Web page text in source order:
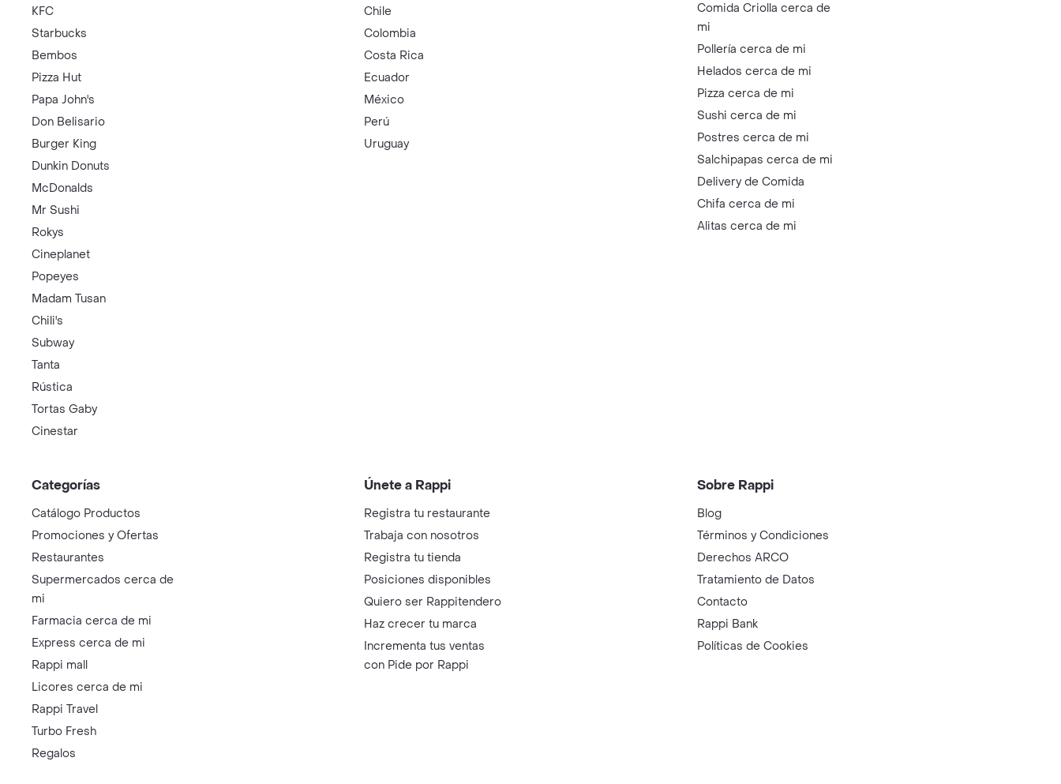
KFC
Starbucks
Bembos
Pizza Hut
Papa John's
Don Belisario
Burger King
Dunkin Donuts
McDonalds
Mr Sushi
Rokys
Cineplanet
Popeyes
Madam Tusan
Chili's
Subway
Tanta
Rústica
Tortas Gaby
Cinestar
Chile
Colombia
Costa Rica
Ecuador
México
Perú
Uruguay
Comida Criolla cerca de
mi
Pollería cerca de mi
Helados cerca de mi
Pizza cerca de mi
Sushi cerca de mi
Postres cerca de mi
Salchipapas cerca de mi
Delivery de Comida
Chifa cerca de mi
Alitas cerca de mi
Categorías
Catálogo Productos
Promociones y Ofertas
Restaurantes
Supermercados cerca de
mi
Farmacia cerca de mi
Express cerca de mi
Rappi mall
Licores cerca de mi
Rappi Travel
Turbo Fresh
Regalos
Únete a Rappi
Registra tu restaurante
Trabaja con nosotros
Registra tu tienda
Posiciones disponibles
Quiero ser Rappitendero
Haz crecer tu marca
Incrementa tus ventas
con Pide por Rappi
Sobre Rappi
Blog
Términos y Condiciones
Derechos ARCO
Tratamiento de Datos
Contacto
Rappi Bank
Políticas de Cookies